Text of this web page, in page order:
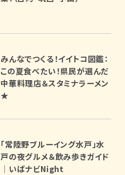
みんなでつくる！イイトコ図鑑：
この夏食べたい！県民が選んだ
中華料理店＆スタミナラーメン
★
「常陸野ブルーイング水戸」水
戸の夜グルメ＆飲み歩きガイド
｜いばナビNight